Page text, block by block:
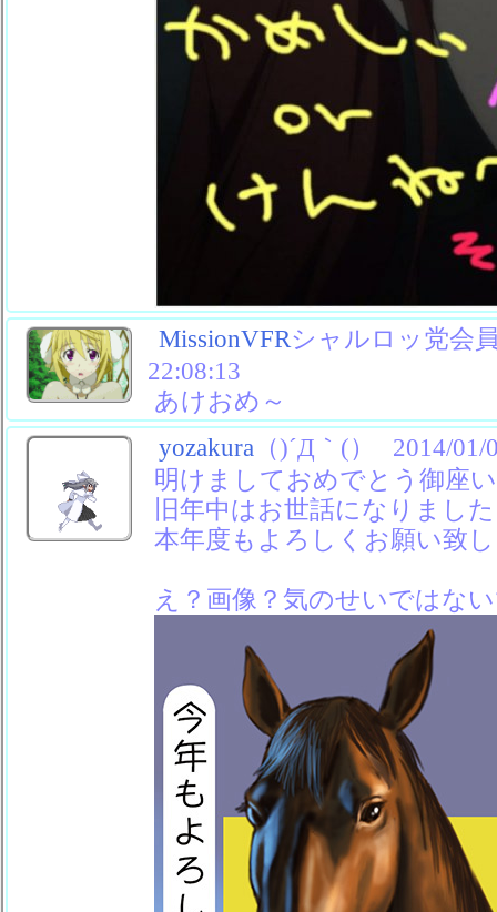
MissionVFRシャルロッ党会
22:08:13
あけおめ～
yozakura （)´Д｀(）
2014/01/
明けましておめでとう御座
旧年中はお世話になりました
本年度もよろしくお願い致
え？画像？気のせいではな